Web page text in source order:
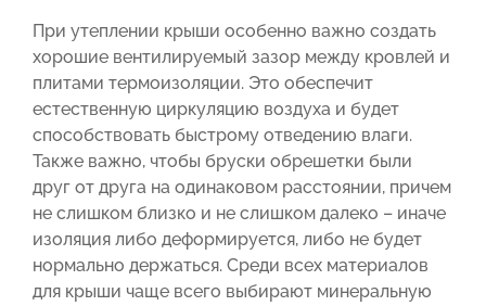
При утеплении крыши особенно важно создать
хорошие вентилируемый зазор между кровлей и
плитами термоизоляции. Это обеспечит
естественную циркуляцию воздуха и будет
способствовать быстрому отведению влаги.
Также важно, чтобы бруски обрешетки были
друг от друга на одинаковом расстоянии, причем
не слишком близко и не слишком далеко – иначе
изоляция либо деформируется, либо не будет
нормально держаться. Среди всех материалов
для крыши чаще всего выбирают минеральную